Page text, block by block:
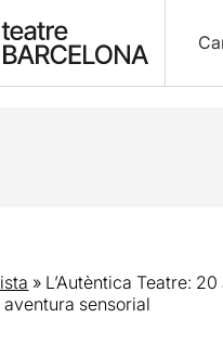
» L’Autèntica Teatre:
sensorial